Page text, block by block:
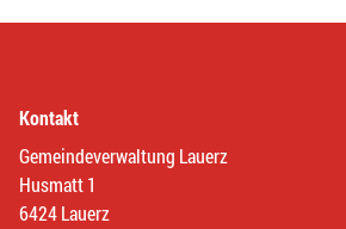
Kontakt
Gemeindeverwaltung Lauerz
Husmatt 1
6424 Lauerz